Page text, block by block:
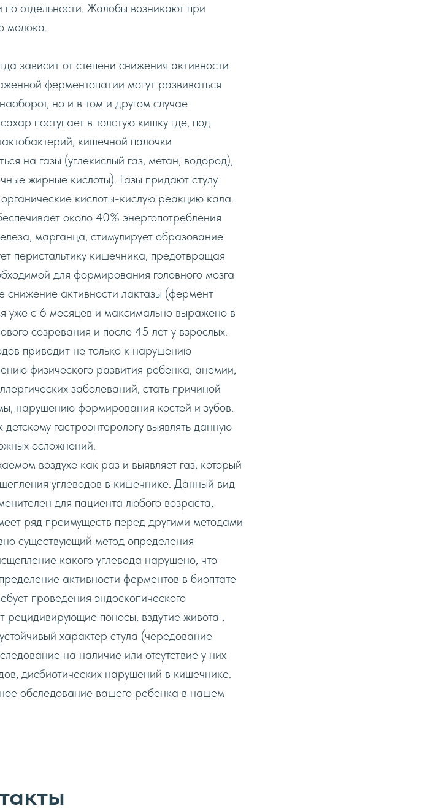
отдельности. Жалобы возникают при
молока.
зависит от степени снижения активности
ферментопатии могут развиваться
но и в том и другом случае
поступает в толстую кишку где, под
кишeчной пaлочки
на газы (углекислый газ, метан, водород),
жирные кислоты). Газы придают стулу
кислоты-кислую реакцию кала.
около 40% энергопотребления
марганца, стимулирует образование
перистальтику кишечника, предотвращая
для формирования головного мозга
снижение активности лактазы (фермент
уже c 6 месяцев и максимально выражено в
созревания и после 45 лет y взрослых.
приводит не только к нарушению
физического развития ребенка, анемии,
заболеваний, стать причиной
нарушению формирования костей и зубов.
гастроэнтерологу выявлять данную
осложнений.
воздухе как раз и выявляет газ, который
углеводов в кишечнике. Данный вид
для пациента любого возраста,
ряд преимуществ перед другими методами
существующий метод определения
какого углевода нарушено, что
активности ферментов в биоптате
проведения эндоскопического
рецидивирующие поносы, вздyтие живота ,
характер стула (чередование
на наличие или отсутствие y них
дисбиотических нарушений в кишечнике.
обследование вашего ребенка в нашем